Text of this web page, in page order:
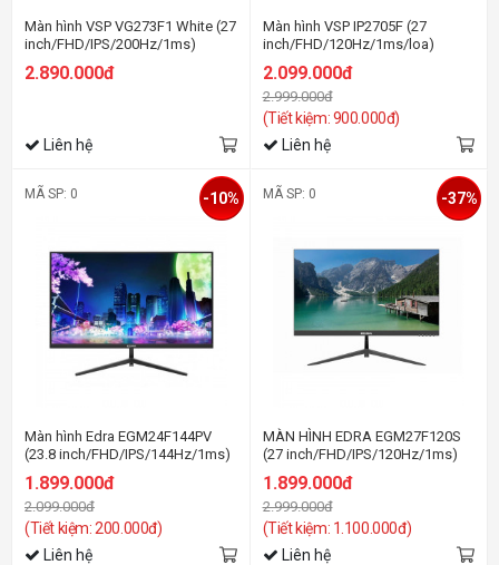
Màn hình VSP VG273F1 White (27
inch/FHD/IPS/200Hz/1ms)
2.890.000đ
Liên hệ
Màn hình VSP IP2705F (27
inch/FHD/120Hz/1ms/loa)
2.099.000đ
2.999.000đ
(Tiết kiệm: 900.000đ)
Liên hệ
MÃ SP: 0
Màn hình Edra EGM24F144PV
(23.8 inch/FHD/IPS/144Hz/1ms)
1.899.000đ
2.099.000đ
(Tiết kiệm: 200.000đ)
-10%
Liên hệ
MÃ SP: 0
MÀN HÌNH EDRA EGM27F120S
(27 inch/FHD/IPS/120Hz/1ms)
1.899.000đ
2.999.000đ
(Tiết kiệm: 1.100.000đ)
-37%
Liên hệ